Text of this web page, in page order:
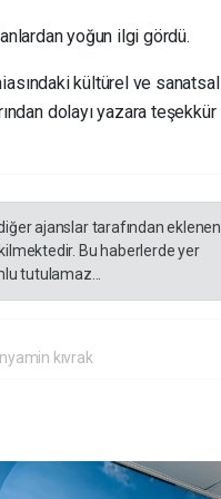
yoğun ilgi gördü.
kültürel ve sanatsal
dolayı yazara teşekkür
ajanslar tarafından eklenen
Bu haberlerde yer
tutulamaz...
kıvrak